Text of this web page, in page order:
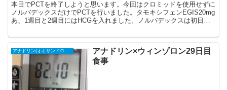
本日でPCTを終了しようと思います。今回はクロミッドを使用せずに
ノルバデックスだけでPCTを行いました。タモキシフェンEGIS20mg
あ、1週目と2週目にはHCGを入れました。ノルバデックスは初日
アナドリン×ウィンゾロン29日目
食事